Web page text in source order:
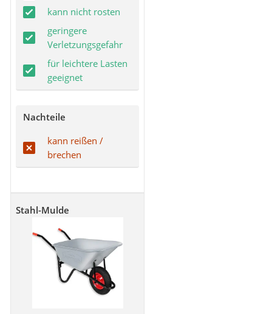
kann nicht rosten
geringere
Verletzungsgefahr
für leichtere Lasten
geeignet
Nachteile
kann reißen /
brechen
Stahl-Mulde